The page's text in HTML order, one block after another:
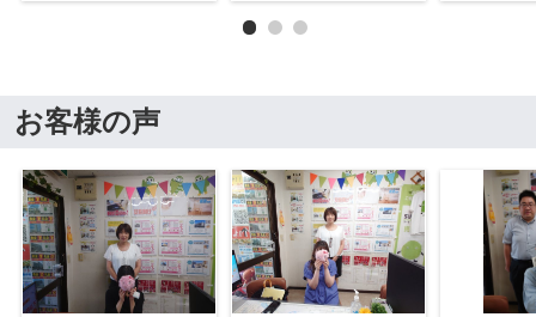
お客様の声